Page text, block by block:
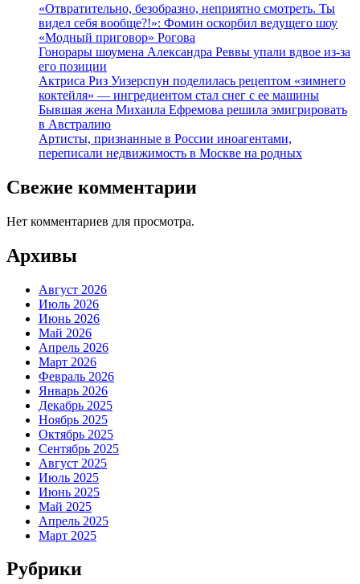
«Отвратительно, безобразно, неприятно смотреть. Ты
видел себя вообще?!»: Фомин оскорбил ведущего шоу
«Модный приговор» Рогова
Гонорары шоумена Александра Реввы упали вдвое из-за
его позиции
Актриса Риз Уизерспун поделилась рецептом «зимнего
коктейля» — ингредиентом стал снег с ее машины
Бывшая жена Михаила Ефремова решила эмигрировать
в Австралию
Артисты, признанные в России иноагентами,
переписали недвижимость в Москве на родных
Свежие комментарии
Нет комментариев для просмотра.
Архивы
Август 2026
Июль 2026
Июнь 2026
Май 2026
Апрель 2026
Март 2026
Февраль 2026
Январь 2026
Декабрь 2025
Ноябрь 2025
Октябрь 2025
Сентябрь 2025
Август 2025
Июль 2025
Июнь 2025
Май 2025
Апрель 2025
Март 2025
Рубрики